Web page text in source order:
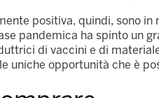
positiva, quindi, sono
pandemica ha spinto un
di vaccini e di
uniche opportunità che è